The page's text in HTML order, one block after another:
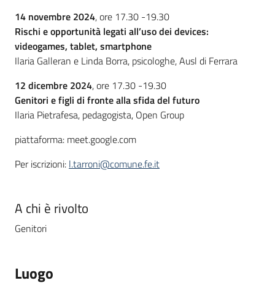
14 novembre 2024, ore 17.30 -19.30
Rischi e opportunità legati all’uso dei devices:
videogames, tablet, smartphone
Ilaria Galleran e Linda Borra, psicologhe, Ausl di Ferrara
12 dicembre 2024, ore 17.30 -19.30
Genitori e figli di fronte alla sfida del futuro
Ilaria Pietrafesa, pedagogista, Open Group
piattaforma: meet.google.com
Per iscrizioni: l.tarroni@comune.fe.it
A chi è rivolto
Genitori
Luogo